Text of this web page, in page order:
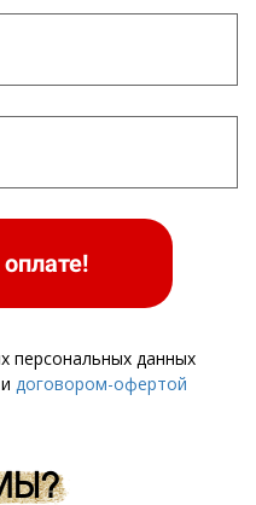
персональных данных
и договором-офертой